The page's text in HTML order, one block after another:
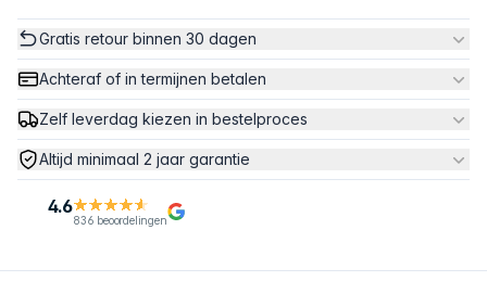
Gratis retour binnen 30 dagen
Achteraf of in termijnen betalen
Zelf leverdag kiezen in bestelproces
Altijd minimaal 2 jaar garantie
4.6
836 beoordelingen